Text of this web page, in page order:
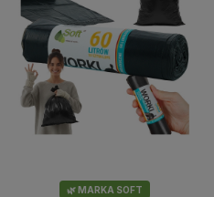
🌿 MARKA SOFT